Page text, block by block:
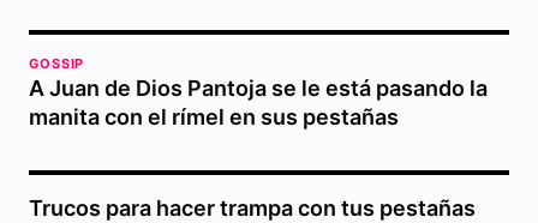
GOSSIP
A Juan de Dios Pantoja se le está pasando la
manita con el rímel en sus pestañas
Trucos para hacer trampa con tus pestañas